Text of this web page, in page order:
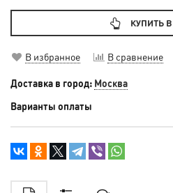
КУПИТЬ
В избранное В сравнение
Доставка в город: Москва
Варианты оплаты